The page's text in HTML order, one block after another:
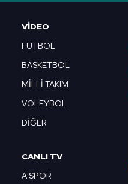
VIDEO
FUTBOL
BASKETBOL
MİLLİ TAKIM
VOLEYBOL
DİĞER
CANLI TV
A SPOR